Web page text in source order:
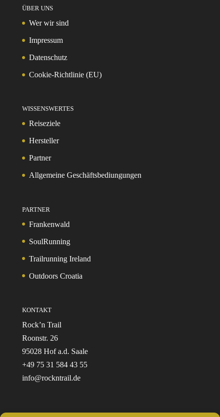
ÜBER UNS
Wer wir sind
Impressum
Datenschutz
Cookie-Richtlinie (EU)
WISSENSWERTES
Reiseziele
Hersteller
Partner
Allgemeine Geschäftsbediungungen
PARTNER
Frankenwald
SoulRunning
Trailrunning Ireland
Outdoors Croatia
KONTAKT
Rock’n Trail
Roonstr. 26
95028 Hof a.d. Saale
+49 75 31 584 43 55
info@rockntrail.de